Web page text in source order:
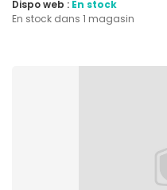
Dispo web : En stock
En stock dans 1 magasin